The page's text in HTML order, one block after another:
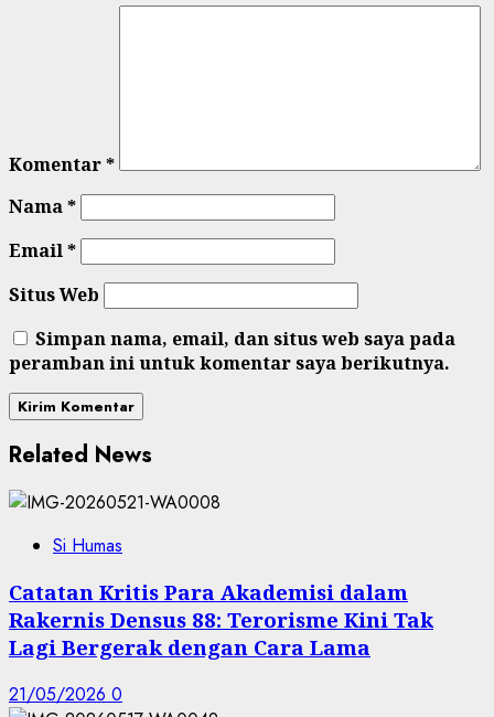
Komentar*
Nama*
Email*
Situs Web
Simpan nama, email, dan situs web saya pada
peramban ini untuk komentar saya berikutnya.
Related News
Si Humas
Catatan Kritis Para Akademisi dalam
Rakernis Densus 88: Terorisme Kini Tak
Lagi Bergerak dengan Cara Lama
21/05/2026 0